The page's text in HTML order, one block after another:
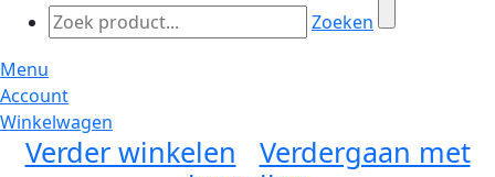
Zoeken
Menu
Account
Winkelwagen
Verder winkelen
Verdergaan met